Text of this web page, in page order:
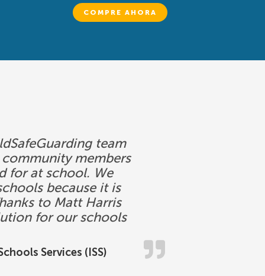
COMPRE AHORA
Services (ISS)
team
members
for at school. We
because it is
to Matt Harris
for our schools